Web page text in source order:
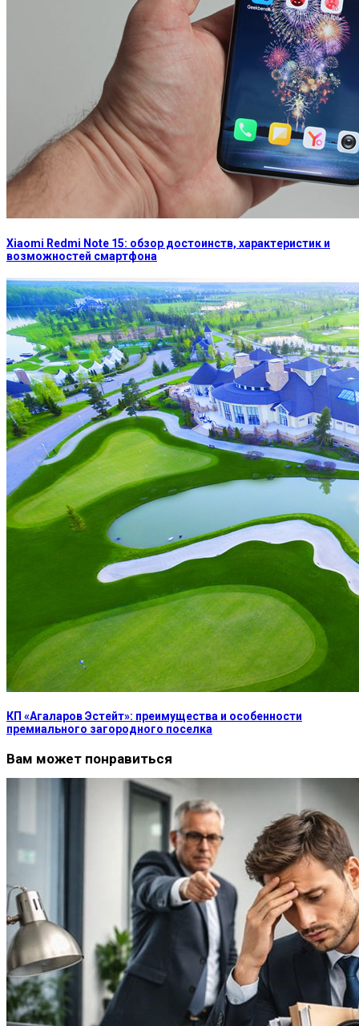
Xiaomi Redmi Note 15: обзор достоинств, характеристик и
возможностей смартфона
КП «Агаларов Эстейт»: преимущества и особенности
премиального загородного поселка
Вам может понравиться